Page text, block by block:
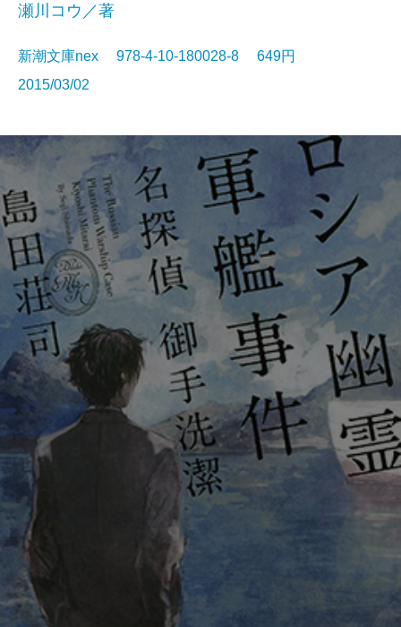
瀬川コウ／著
新潮文庫nex 978-4-10-180028-8 649円
2015/03/02